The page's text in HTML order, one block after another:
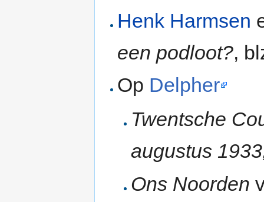
Henk Harmsen
een podloot?,
Op Delpher
Twentsche
augustus
Ons Noorden